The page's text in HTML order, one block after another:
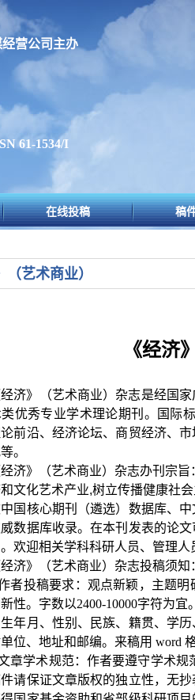
营公司主办
61-1534/I
在线投稿 稿
（艺术商业）
《经济
经济》（艺术商业）杂志是经国
优秀专业学术理论期刊。国际标
论前沿、经济论坛、商贸经济、
。
经济》（艺术商业）杂志办刊宗
文化艺术产业,树立传播健康社
国核心期刊（遴选）数据库、
数据库收录。在本刊发表的论
欢迎相关学科科研人员、管理人
经济》（艺术商业）杂志投稿须知
者投稿要求：观点新颖，主题
性。字数以2400-10000字符为宜
年月、性别、民族、籍贯、学
位、地址和邮编。来稿用 word
章学术规范：作者要遵守学术
请保证文章版权的独立性，无